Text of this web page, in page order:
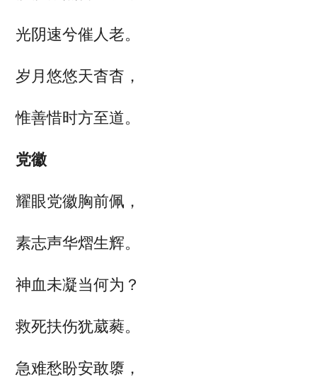
光阴速兮催人老。
岁月悠悠天杳杳，
惟善惜时方至道。
党徽
耀眼党徽胸前佩，
素志声华熠生辉。
神血未凝当何为？
救死扶伤犹葳蕤。
急难愁盼安敢隳，